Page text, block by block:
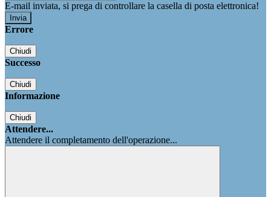
E-mail inviata, si prega di controllare la casella di posta elettronica!
Errore
Chiudi
Successo
Chiudi
Informazione
Chiudi
Attendere...
Attendere il completamento dell'operazione...